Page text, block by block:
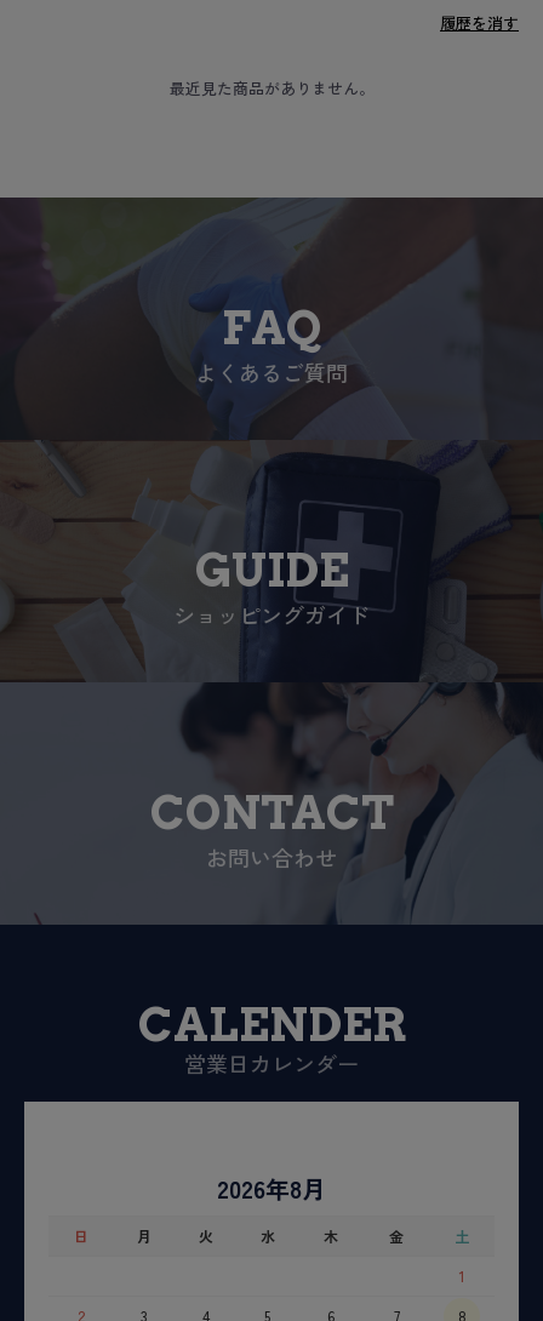
履歴を消す
最近見た商品がありません。
FAQ
よくあるご質問
GUIDE
ショッピングガイド
CONTACT
お問い合わせ
CALENDER
営業日カレンダー
2026年8月
日 月 火 水 木 金
土
1
2
3 4 5 6 7
8